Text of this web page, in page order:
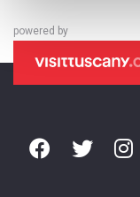
powered by